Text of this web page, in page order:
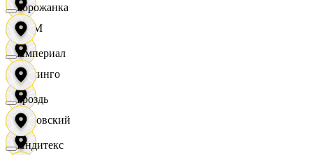
ДОМ
Доминго
Кировский
Горожанка
Империал
Гроздь
Индитекс